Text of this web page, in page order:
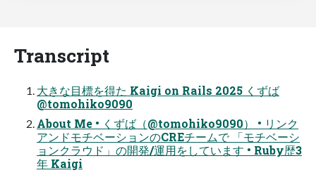
Transcript
大きな目標を得た Kaigi on Rails 2025 くずば
@tomohiko9090
About Me • くずば（@tomohiko9090） • リンク
アンドモチベーションのCREチームで 「モチベーシ
ョンクラウド」の開発/運用をしています • Ruby歴3
年 Kaigi